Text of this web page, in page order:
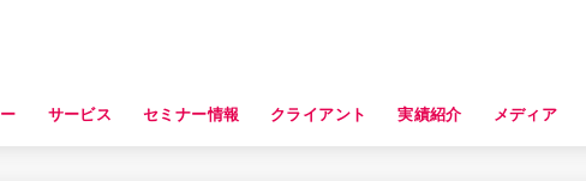
サービス セミナー情報 クライアント 実績紹介 メディア